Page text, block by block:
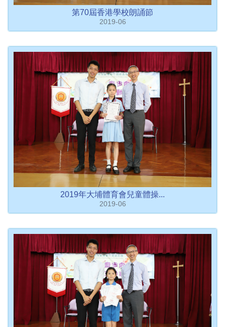
第70屆香港學校朗誦節
2019-06
2019年大埔體育會兒童體操...
2019-06